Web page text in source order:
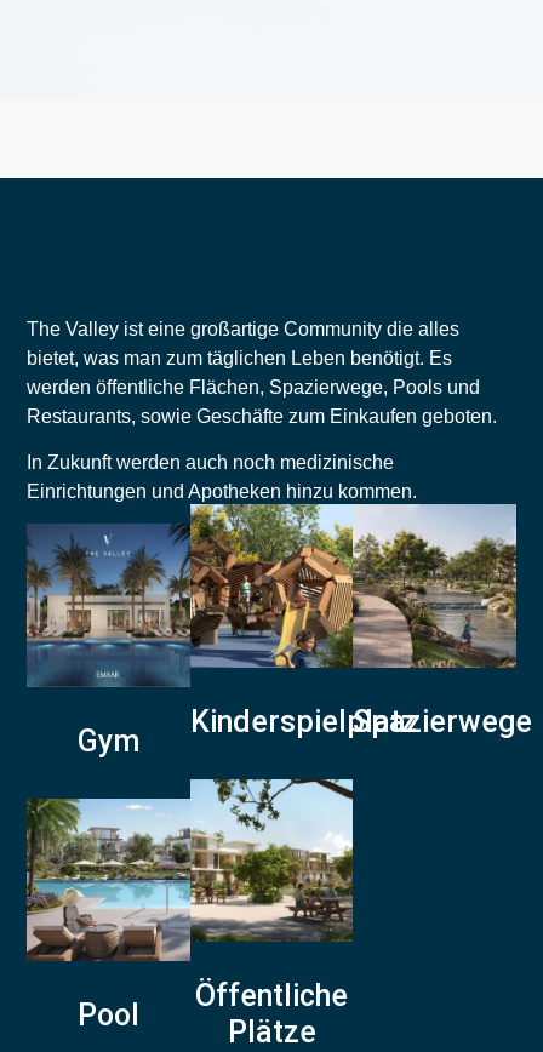
The Valley ist eine großartige Community die alles
bietet, was man zum täglichen Leben benötigt. Es
werden öffentliche Flächen, Spazierwege, Pools und
Restaurants, sowie Geschäfte zum Einkaufen geboten.
In Zukunft werden auch noch medizinische
Einrichtungen und Apotheken hinzu kommen.
Gym
Pool
Kinderspielplatz
Öffentliche
Plätze
Spazierwege